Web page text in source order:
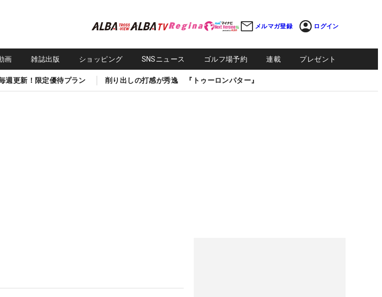
メルマガ登録 ログイン
画 雑誌出版 ショッピング SNSニュース ゴルフ場予約 連載 プレゼント
週更新！限定優待プラン 削り出しの打感が秀逸 『トゥーロンパター』